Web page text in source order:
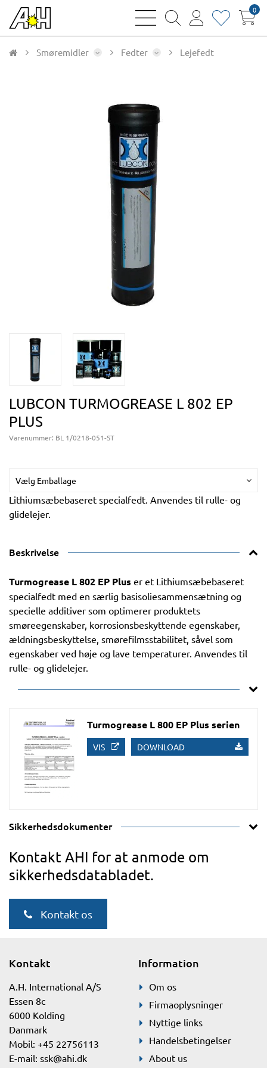
bars
magnifying
user
heart0
Smøremidler Fedter Lejefedt
LUBCON TURMOGREASE L 802 EP
PLUS
Varenummer: BL 1/0218-051-ST
Vælg Emballage
Lithiumsæbebaseret specialfedt. Anvendes til rulle- og
glidelejer.
Beskrivelse
Turmogrease L 802 EP Plus er et Lithiumsæbebaseret
specialfedt med en særlig basisoliesammensætning og
specielle additiver som optimerer produktets
smøreegenskaber, korrosionsbeskyttende egenskaber,
ældningsbeskyttelse, smørefilmsstabilitet, såvel som
egenskaber ved høje og lave temperaturer. Anvendes til
rulle- og glidelejer.
Turmogrease L 800 EP Plus serien
VIS DOWNLOAD
Sikkerhedsdokumenter
Kontakt AHI for at anmode om
sikkerhedsdatabladet.
Kontakt os
Kontakt
A.H. International A/S
Essen 8c
6000 Kolding
Danmark
Mobil: +45 22756113
E-mail: ssk@ahi.dk
Information
Om os
Firmaoplysninger
Nyttige links
Handelsbetingelser
About us